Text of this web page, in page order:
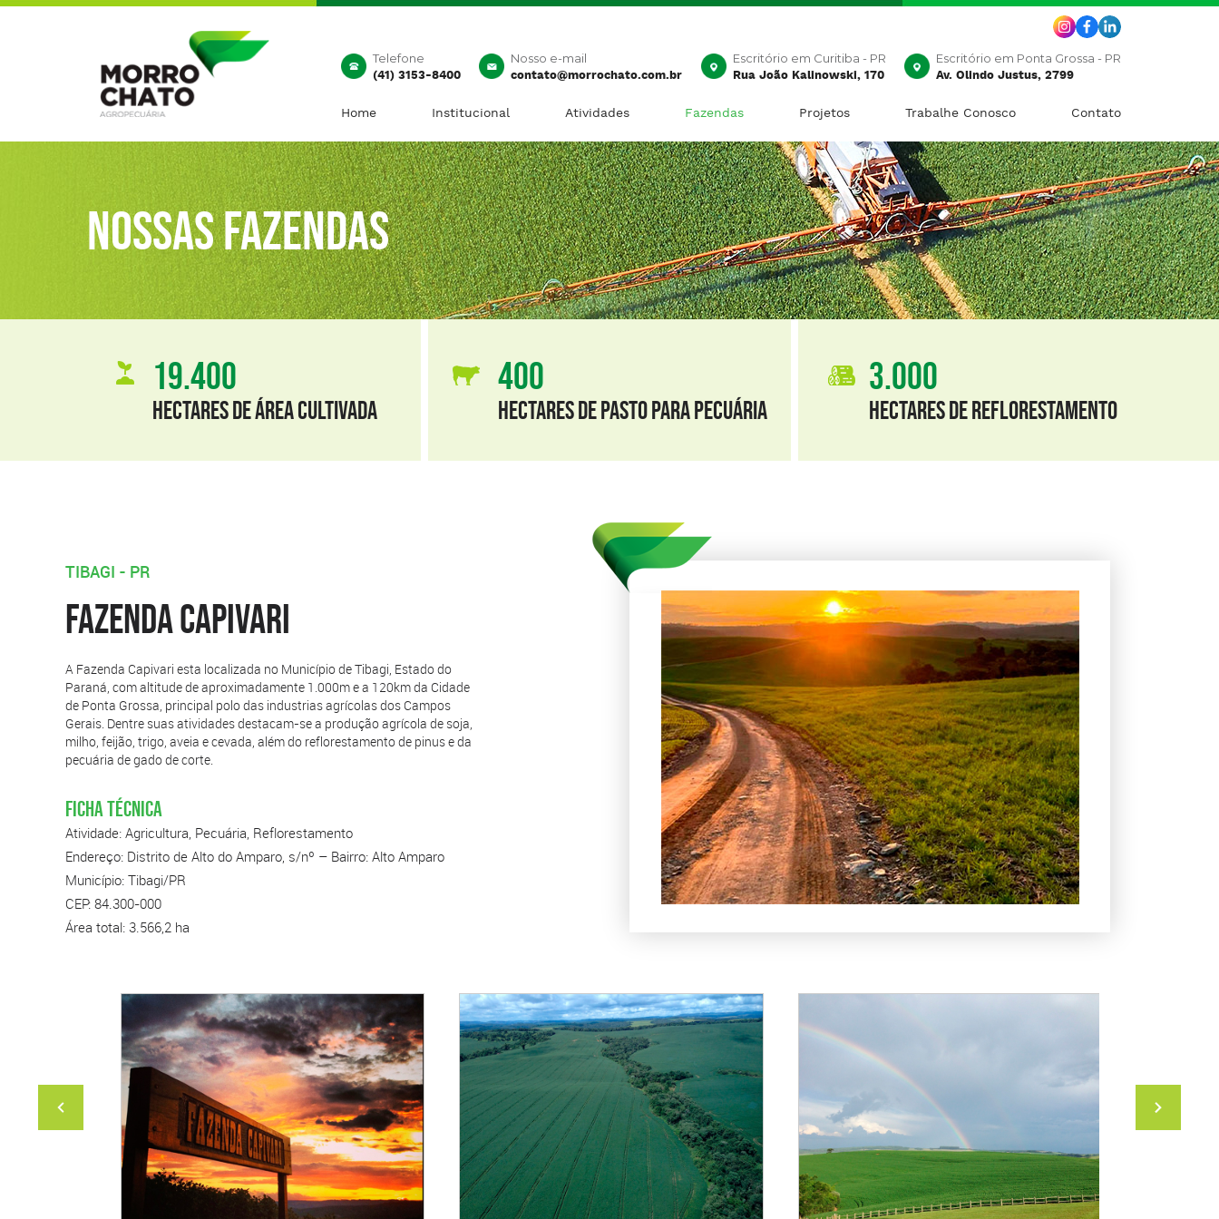
Telefone
(41) 3153-8400
Nosso e-mail
contato@morrochato.com.br
Escritório em Curitiba - PR
Rua João Kalinowski, 170
Escritório em Ponta Grossa - PR
Av. Olindo Justus, 2799
Home Institucional Atividades Fazendas Projetos Trabalhe Conosco Contato
NOSSAS FAZENDAS
19.400
HECTARES DE ÁREA CULTIVADA
400
HECTARES DE PASTO PARA PECUÁRIA
3.000
HECTARES DE REFLORESTAMENTO
TIBAGI - PR
FAZENDA cAPIVARI
A Fazenda Capivari esta localizada no Município de Tibagi, Estado do
Paraná, com altitude de aproximadamente 1.000m e a 120km da Cidade
de Ponta Grossa, principal polo das industrias agrícolas dos Campos
Gerais. Dentre suas atividades destacam-se a produção agrícola de soja,
milho, feijão, trigo, aveia e cevada, além do reflorestamento de pinus e da
pecuária de gado de corte.
FICHA TÉCNICA
Atividade: Agricultura, Pecuária, Reflorestamento
Endereço: Distrito de Alto do Amparo, s/nº – Bairro: Alto Amparo
Município: Tibagi/PR
CEP: 84.300-000
Área total: 3.566,2 ha